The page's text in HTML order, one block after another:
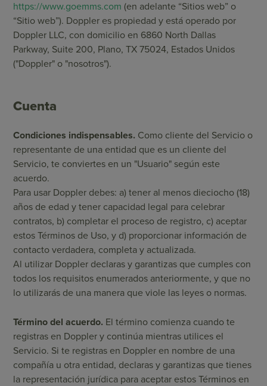
https://www.goemms.com (en adelante “Sitios web” o
“Sitio web”). Doppler es propiedad y está operado por
Doppler LLC, con domicilio en 6860 North Dallas
Parkway, Suite 200, Plano, TX 75024, Estados Unidos
("Doppler" o "nosotros").
Cuenta
Condiciones indispensables. Como cliente del Servicio o
representante de una entidad que es un cliente del
Servicio, te conviertes en un "Usuario" según este
acuerdo.
Para usar Doppler debes: a) tener al menos dieciocho (18)
años de edad y tener capacidad legal para celebrar
contratos, b) completar el proceso de registro, c) aceptar
estos Términos de Uso, y d) proporcionar información de
contacto verdadera, completa y actualizada.
Al utilizar Doppler declaras y garantizas que cumples con
todos los requisitos enumerados anteriormente, y que no
lo utilizarás de una manera que viole las leyes o normas.
Término del acuerdo. El término comienza cuando te
registras en Doppler y continúa mientras utilices el
Servicio. Si te registras en Doppler en nombre de una
compañía u otra entidad, declaras y garantizas que tienes
la representación jurídica para aceptar estos Términos en